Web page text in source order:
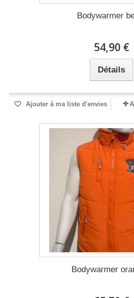
Bodywarmer
54,90 €
Détails
Ajouter à ma liste d'envies
Bodywarmer